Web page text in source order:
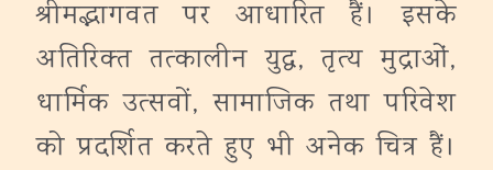
श्रीमद्भागवत पर आधारित हैं। इसके
अतिरिक्‍त तत्‍कालीन युद्ध, तृत्‍य मुद्राओं,
धार्मिक उत्‍सवों, सामाजिक तथा परिवेश
को प्रदर्शित करते हुए भी अनेक चित्र हैं।